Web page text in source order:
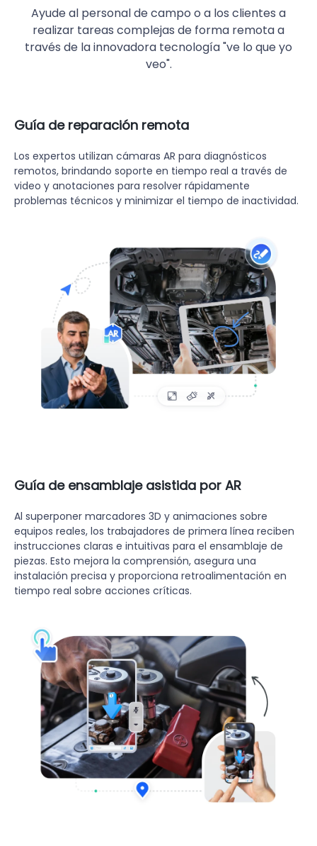
Ayude al personal de campo o a los clientes a
realizar tareas complejas de forma remota a
través de la innovadora tecnología "ve lo que yo
veo".
Guía de reparación remota
Los expertos utilizan cámaras AR para diagnósticos
remotos, brindando soporte en tiempo real a través de
video y anotaciones para resolver rápidamente
problemas técnicos y minimizar el tiempo de inactividad.
Guía de ensamblaje asistida por AR
Al superponer marcadores 3D y animaciones sobre
equipos reales, los trabajadores de primera línea reciben
instrucciones claras e intuitivas para el ensamblaje de
piezas. Esto mejora la comprensión, asegura una
instalación precisa y proporciona retroalimentación en
tiempo real sobre acciones críticas.